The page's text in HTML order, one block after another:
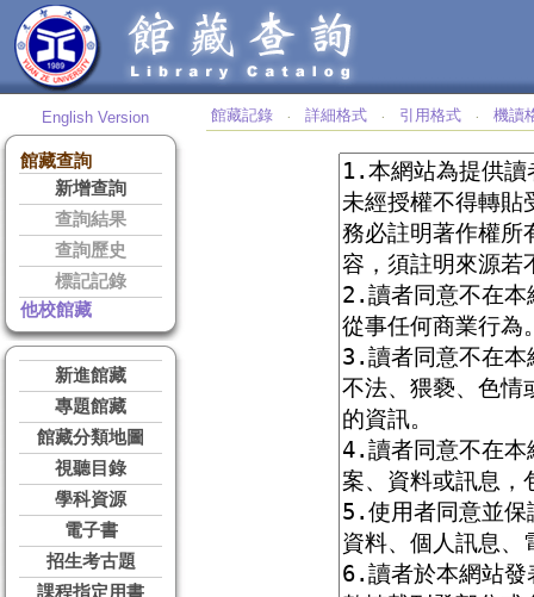
English Version
館藏查詢
新增查詢
查詢結果
查詢歷史
標記記錄
他校館藏
新進館藏
專題館藏
館藏分類地圖
視聽目錄
學科資源
電子書
招生考古題
課程指定用書
館藏記錄 ‧ 詳細格式 ‧ 引用格式 ‧ 機讀